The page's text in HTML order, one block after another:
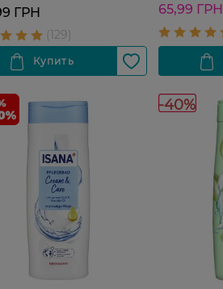
ГРН 65,99 ГРН
-40%